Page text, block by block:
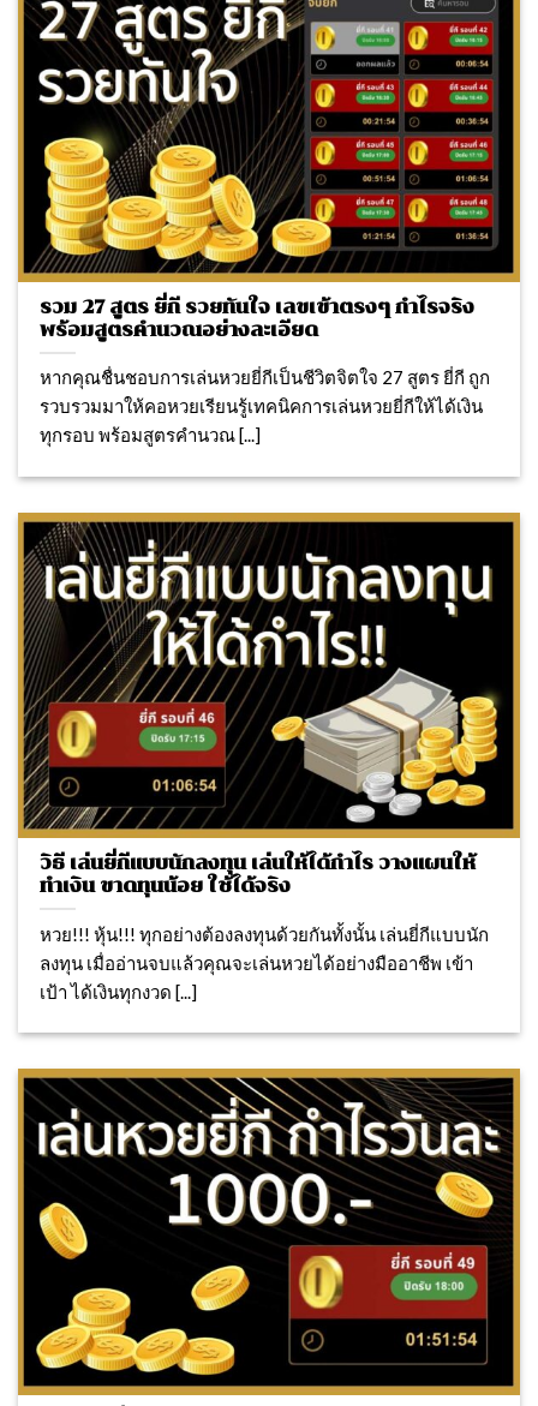
รวม 27 สูตร ยี่กี รวยทันใจ เลขเข้าตรงๆ กำไรจริง
พร้อมสูตรคำนวณอย่างละเอียด
หากคุณชื่นชอบการเล่นหวยยี่กีเป็นชีวิตจิตใจ 27 สูตร ยี่กี ถูก
รวบรวมมาให้คอหวยเรียนรู้เทคนิคการเล่นหวยยี่กีให้ได้เงิน
ทุกรอบ พร้อมสูตรคำนวณ [...]
วิธี เล่นยี่กีแบบนักลงทุน เล่นให้ได้กำไร วางแผนให้
ทำเงิน ขาดทุนน้อย ใช้ได้จริง
หวย!!! หุ้น!!! ทุกอย่างต้องลงทุนด้วยกันทั้งนั้น เล่นยี่กีแบบนัก
ลงทุน เมื่ออ่านจบแล้วคุณจะเล่นหวยได้อย่างมืออาชีพ เข้า
เป้า ได้เงินทุกงวด [...]